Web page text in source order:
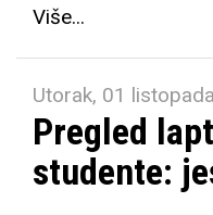
Više...
Utorak, 01
Pregled
studente: